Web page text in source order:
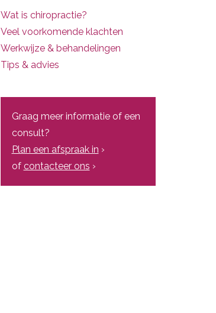
Wat is chiropractie?
Veel voorkomende klachten
Werkwijze & behandelingen
Tips & advies
Graag meer informatie of een
consult?
Plan een afspraak in ›
of contacteer ons ›